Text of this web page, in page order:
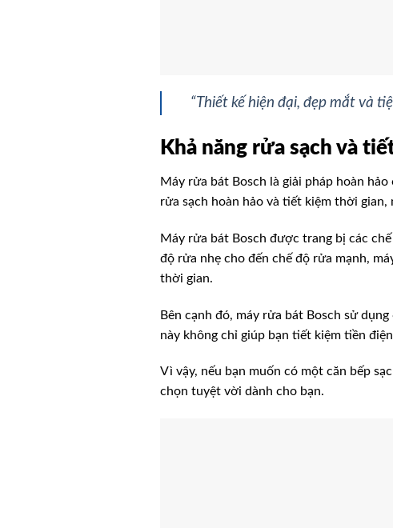
“Thiết kế hiện đại, đẹp mắt và
Khả năng rửa sạch và
Máy rửa bát Bosch là giải pháp hoàn
rửa sạch hoàn hảo và tiết kiệm thời
Máy rửa bát Bosch được trang bị các
độ rửa nhẹ cho đến chế độ rửa mạnh,
thời gian.
Bên cạnh đó, máy rửa bát Bosch sử
này không chỉ giúp bạn tiết kiệm tiền
Vì vậy, nếu bạn muốn có một căn bếp
chọn tuyệt vời dành cho bạn.